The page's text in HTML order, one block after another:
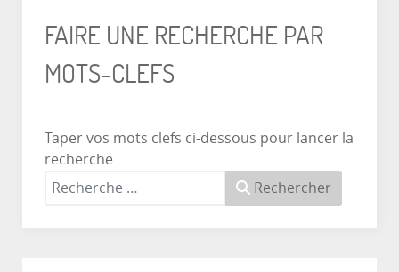
FAIRE UNE RECHERCHE PAR
MOTS-CLEFS
Taper vos mots clefs ci-dessous pour lancer la
recherche
Rechercher